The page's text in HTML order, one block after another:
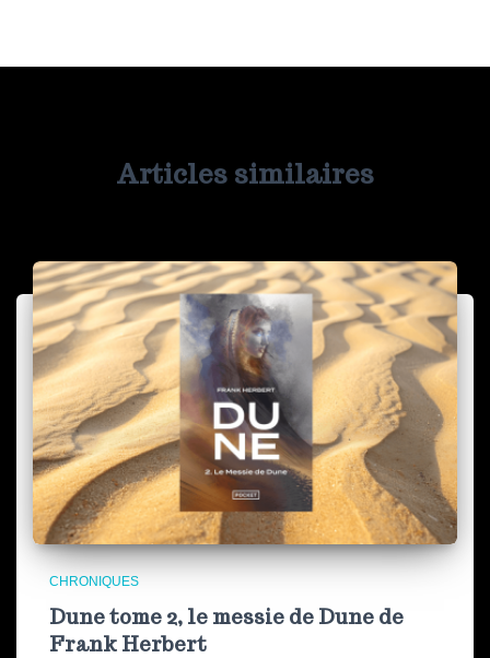
Articles similaires
CHRONIQUES
Dune tome 2, le messie de Dune de
Frank Herbert